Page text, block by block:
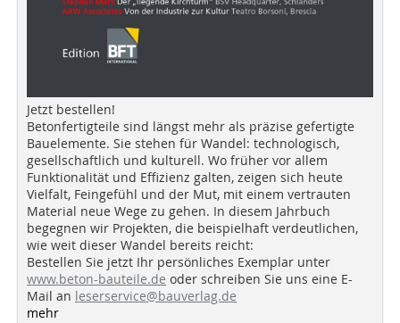
Jetzt bestellen!
Betonfertigteile sind längst mehr als präzise gefertigte
Bauelemente. Sie stehen für Wandel: technologisch,
gesellschaftlich und kulturell. Wo früher vor allem
Funktionalität und Effizienz galten, zeigen sich heute
Vielfalt, Feingefühl und der Mut, mit einem vertrauten
Material neue Wege zu gehen. In diesem Jahrbuch
begegnen wir Projekten, die beispielhaft verdeutlichen,
wie weit dieser Wandel bereits reicht:
Bestellen Sie jetzt Ihr persönliches Exemplar unter
www.beton-bauteile.de oder schreiben Sie uns eine E-
Mail an leserservice@bauverlag.de
mehr